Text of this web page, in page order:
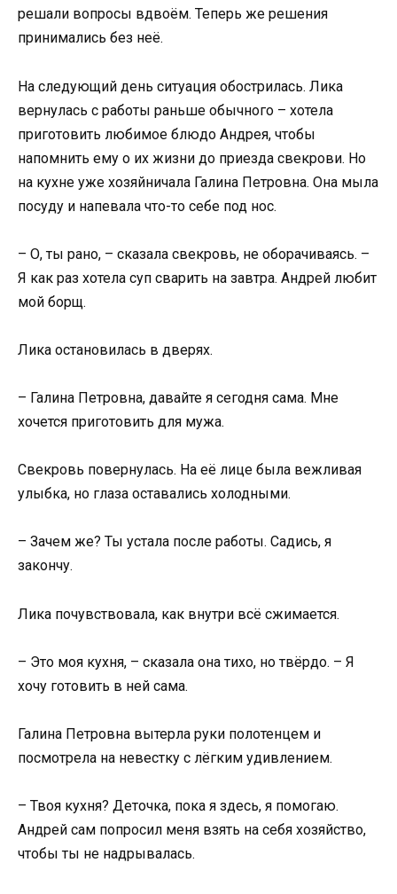
решали вопросы вдвоём. Теперь же решения
принимались без неё.
На следующий день ситуация обострилась. Лика
вернулась с работы раньше обычного – хотела
приготовить любимое блюдо Андрея, чтобы
напомнить ему о их жизни до приезда свекрови. Но
на кухне уже хозяйничала Галина Петровна. Она мыла
посуду и напевала что-то себе под нос.
– О, ты рано, – сказала свекровь, не оборачиваясь. –
Я как раз хотела суп сварить на завтра. Андрей любит
мой борщ.
Лика остановилась в дверях.
– Галина Петровна, давайте я сегодня сама. Мне
хочется приготовить для мужа.
Свекровь повернулась. На её лице была вежливая
улыбка, но глаза оставались холодными.
– Зачем же? Ты устала после работы. Садись, я
закончу.
Лика почувствовала, как внутри всё сжимается.
– Это моя кухня, – сказала она тихо, но твёрдо. – Я
хочу готовить в ней сама.
Галина Петровна вытерла руки полотенцем и
посмотрела на невестку с лёгким удивлением.
– Твоя кухня? Деточка, пока я здесь, я помогаю.
Андрей сам попросил меня взять на себя хозяйство,
чтобы ты не надрывалась.